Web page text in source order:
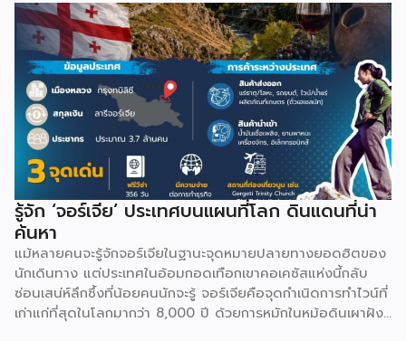
รู้จัก ‘จอร์เจีย’ ประเทศบนแผนที่โลก ดินแดนที่น่า
ค้นหา
แม้หลายคนจะรู้จักจอร์เจียในฐานะจุดหมายปลายทางยอดฮิตของ
นักเดินทาง แต่ประเทศในอ้อมกอดเทือกเขาคอเคซัสแห่งนี้กลับ
ซ่อนเสน่ห์ลึกซึ้งที่น้อยคนนักจะรู้ จอร์เจียคือจุดกำเนิดการทำไวน์ที่
เก่าแก่ที่สุดในโลกมากว่า 8,000 ปี ด้วยการหมักในหม้อดินเผาฝัง